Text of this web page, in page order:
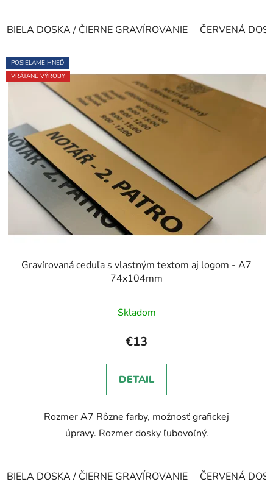
BIELA DOSKA / ČIERNE GRAVÍROVANIE ČERVENÁ
POSIELAME HNEĎ
VRÁTANE VÝROBY
Gravírovaná ceduľa s vlastným textom aj logom - A7
74x104mm
hodnotenie
produktu
5,0
z
hviezdičiek.
Skladom
€13
DETAIL
Rozmer A7 Rôzne farby, možnosť grafickej
úpravy. Rozmer dosky ľubovoľný.
BIELA DOSKA / ČIERNE GRAVÍROVANIE ČERVENÁ